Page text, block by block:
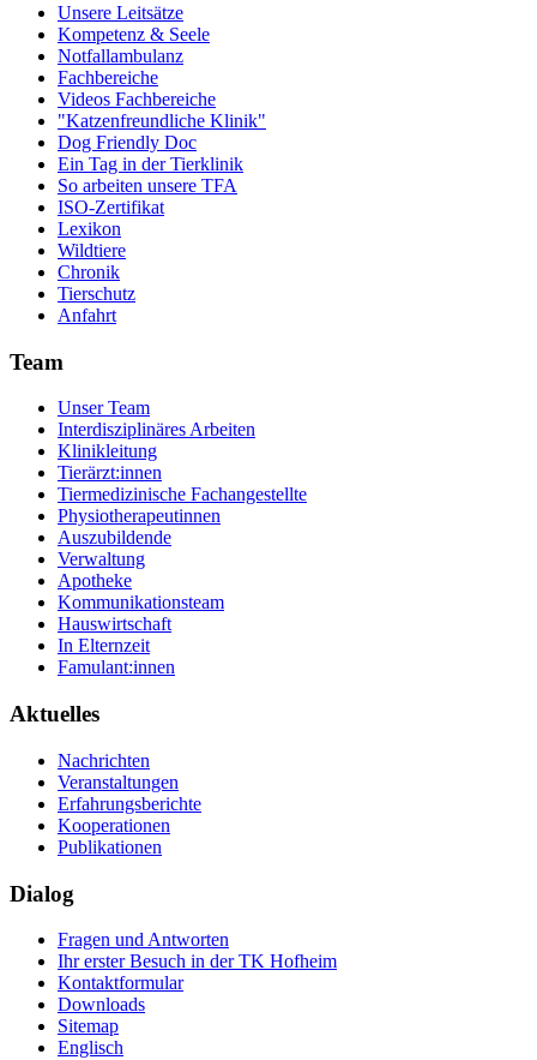
Unsere Leitsätze
Kompetenz & Seele
Notfallambulanz
Fachbereiche
Videos Fachbereiche
"Katzenfreundliche Klinik"
Dog Friendly Doc
Ein Tag in der Tierklinik
So arbeiten unsere TFA
ISO-Zertifikat
Lexikon
Wildtiere
Chronik
Tierschutz
Anfahrt
Team
Unser Team
Interdisziplinäres Arbeiten
Klinikleitung
Tierärzt:innen
Tiermedizinische Fachangestellte
Physiotherapeutinnen
Auszubildende
Verwaltung
Apotheke
Kommunikationsteam
Hauswirtschaft
In Elternzeit
Famulant:innen
Aktuelles
Nachrichten
Veranstaltungen
Erfahrungsberichte
Kooperationen
Publikationen
Dialog
Fragen und Antworten
Ihr erster Besuch in der TK Hofheim
Kontaktformular
Downloads
Sitemap
Englisch